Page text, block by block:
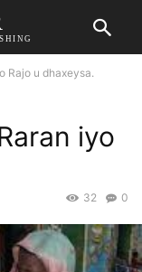
Rajo u dhaxeysa.
iyo
0
32